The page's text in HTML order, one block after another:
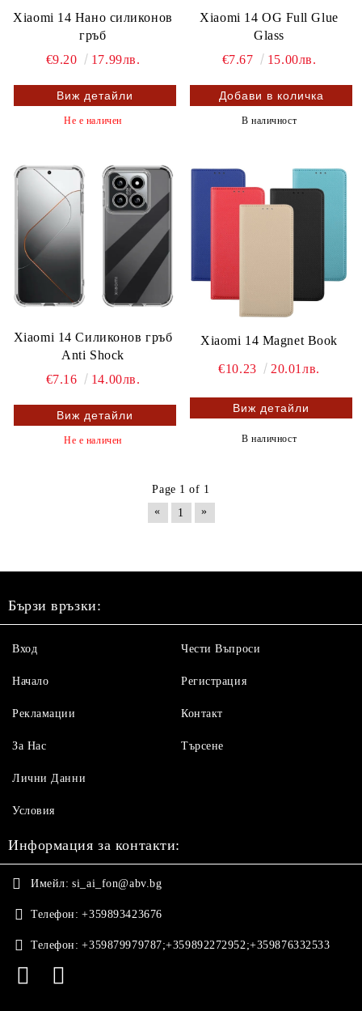
Xiaomi 14 Нано силиконов
гръб
€9.20
17.99лв.
Виж детайли
Не е наличен
Xiaomi 14 OG Full Glue
Glass
€7.67
15.00лв.
В наличност
Xiaomi 14 Силиконов гръб
Anti Shock
€7.16
14.00лв.
Виж детайли
Не е наличен
Xiaomi 14 Magnet Book
€10.23 20.01лв.
Виж детайли
В наличност
Page 1 of 1
«
1 »
Бързи връзки:
Вход
Начало
Рекламации
За Нас
Чести Въпроси
Регистрация
Контакт
Търсене
Лични Данни
Условия
Информация за контакти:
Имейл: si_ai_fon@abv.bg
Телефон: +359893423676
Телефон: +359879979787;+359892272952;+359876332533